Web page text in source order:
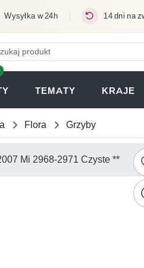
Wysyłka w 24h 14 dni na
(OTWIERA SIĘ W NOWEJ
TEMATY KRAJE
Flora Grzyby